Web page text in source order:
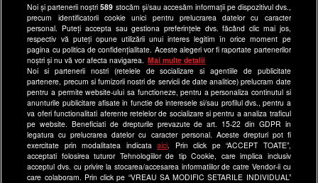
Program Happy Channel
Echipa editorială
Site-uri Antena Group
a1.ro
antenastars.ro
as.ro
catine.ro
chefi.ro
deparinti.ro
Noi și partenerii noștri589 stocăm și/sau accesăm informații pe dispozitivul dvs.,
precum identificatorii cookie unici pentru prelucrarea datelor cu caracter
personal. Puteți accepta sau gestiona preferințele dvs. făcând clic mai jos,
respectiv vă puteți opune utilizării unui interes legitim în orice moment pe
pagina cu politica de confidențialitate. Aceste alegeri vor fi raportate partenerilor
noștri și nu vă vor afecta navigarea.
Mai multe detalii
Noi si partenerii nostri (retelele de socializare si agentiile de publicitate
partenere, precum si furnizorii nostri de servicii de date analitice) prelucram date
pentru a permite website-ului sa functioneze, pentru a personaliza continutul si
anunturile publicitare afisate in functie de interesele si/sau profilul dvs., pentru a
va oferi functionalitati aferente retelelor de socializare si pentru a analiza traficul
pe website. Beneficiati de drepturile prevazute de art. 15-22 din GDPR in
legatura cu prelucrarea datelor cu caracter personal. Aceste drepturi pot fi
exercitate prin modalitatea indicataaici . Prin click pe “ACCEPT TOATE”,
acceptati folosirea tuturor Tehnologiilor de tip Cookie, care implica inclusiv
acceptul dvs. cu privire la stocarea/accesarea informatiilor de catre Vendor-ii cu
care colaboram. Prin click pe “VREAU SA MODIFIC SETARILE INDIVIDUAL”